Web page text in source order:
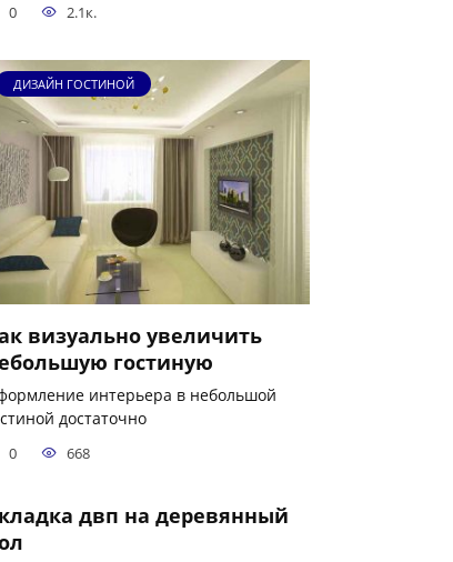
0 2.1к.
ДИЗАЙН ГОСТИНОЙ
визуально увеличить
гостиную
интерьера в небольшой
достаточно
0 668
двп на деревянный